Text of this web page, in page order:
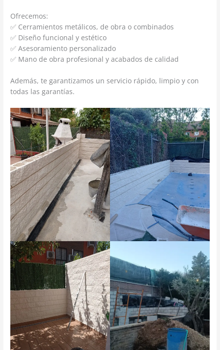
Ofrecemos:
✅ Cerramientos metálicos, de obra o combinados
✅ Diseño funcional y estético
✅ Asesoramiento personalizado
✅ Mano de obra profesional y acabados de calidad
Además, te garantizamos un servicio rápido, limpio y con
todas las garantías.